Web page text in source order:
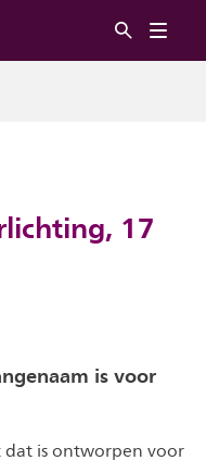
17
is voor
dat is ontworpen voor